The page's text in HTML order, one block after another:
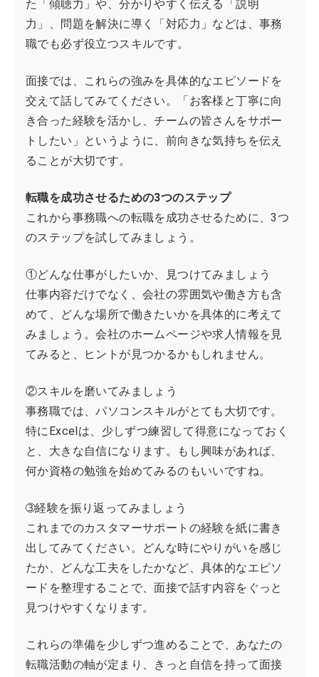
た「傾聴力」や、分かりやすく伝える「説明
力」、問題を解決に導く「対応力」などは、事務
職でも必ず役立つスキルです。
面接では、これらの強みを具体的なエピソードを
交えて話してみてください。「お客様と丁寧に向
き合った経験を活かし、チームの皆さんをサポー
トしたい」というように、前向きな気持ちを伝え
ることが大切です。
転職を成功させるための3つのステップ
これから事務職への転職を成功させるために、3つ
のステップを試してみましょう。
①どんな仕事がしたいか、見つけてみましょう
仕事内容だけでなく、会社の雰囲気や働き方も含
めて、どんな場所で働きたいかを具体的に考えて
みましょう。会社のホームページや求人情報を見
てみると、ヒントが見つかるかもしれません。
②スキルを磨いてみましょう
事務職では、パソコンスキルがとても大切です。
特にExcelは、少しずつ練習して得意になっておく
と、大きな自信になります。もし興味があれば、
何か資格の勉強を始めてみるのもいいですね。
➂経験を振り返ってみましょう
これまでのカスタマーサポートの経験を紙に書き
出してみてください。どんな時にやりがいを感じ
たか、どんな工夫をしたかなど、具体的なエピソ
ードを整理することで、面接で話す内容をぐっと
見つけやすくなります。
これらの準備を少しずつ進めることで、あなたの
転職活動の軸が定まり、きっと自信を持って面接